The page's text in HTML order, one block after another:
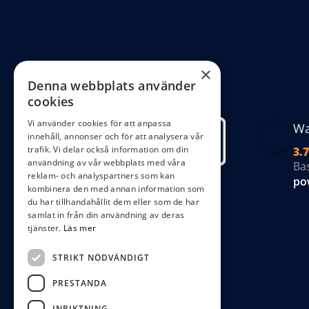
3.7
×
Denna webbplats använder
cookies
Vi använder cookies för att anpassa
innehåll, annonser och för att analysera vår
trafik. Vi delar också information om din
användning av vår webbplats med våra
reklam- och analyspartners som kan
kombinera den med annan information som
du har tillhandahållit dem eller som de har
samlat in från din användning av deras
tjänster. Läs mer
STRIKT NÖDVÄNDIGT
PRESTANDA